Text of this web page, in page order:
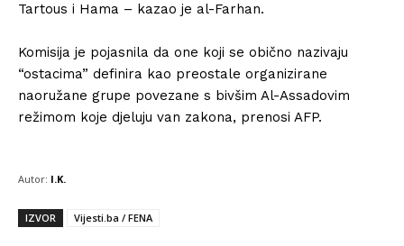
Tartous i Hama – kazao je al-Farhan.
Komisija je pojasnila da one koji se obično nazivaju
“ostacima” definira kao preostale organizirane
naoružane grupe povezane s bivšim Al-Assadovim
režimom koje djeluju van zakona, prenosi AFP.
Autor: I.K.
IZVOR Vijesti.ba / FENA